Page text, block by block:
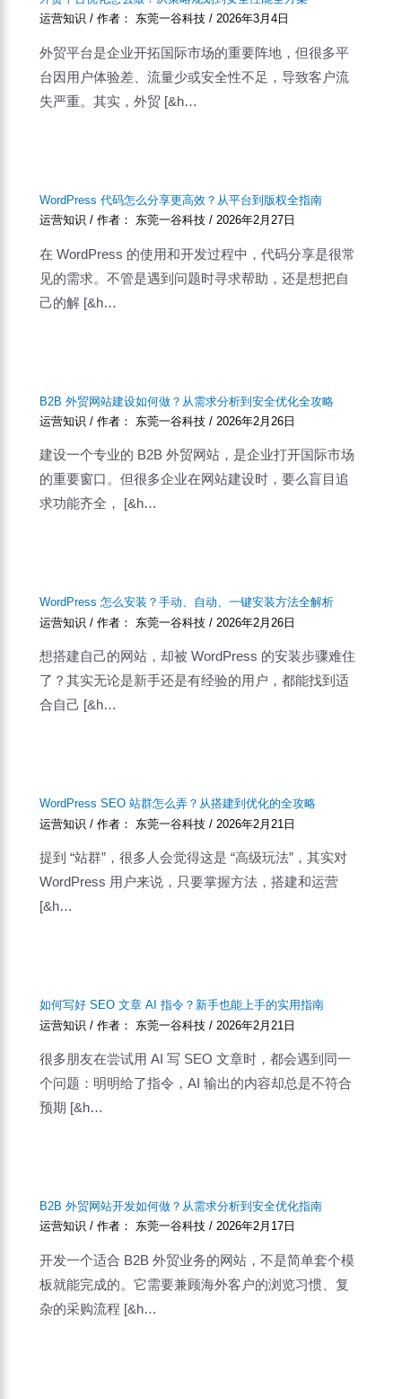
运营知识 / 作者： 东莞一谷科技/2026年3月4日
外贸平台是企业开拓国际市场的重要阵地，但很多平
台因用户体验差、流量少或安全性不足，导致客户流
失严重。其实，外贸 [&h…
WordPress 代码怎么分享更高效？从平台到版权全指南
运营知识 / 作者： 东莞一谷科技/2026年2月27日
在 WordPress 的使用和开发过程中，代码分享是很常
见的需求。不管是遇到问题时寻求帮助，还是想把自
己的解 [&h…
B2B 外贸网站建设如何做？从需求分析到安全优化全攻略
运营知识 / 作者： 东莞一谷科技/ 2026年2月26日
建设一个专业的 B2B 外贸网站，是企业打开国际市场
的重要窗口。但很多企业在网站建设时，要么盲目追
求功能齐全， [&h…
WordPress 怎么安装？手动、自动、一键安装方法全解析
运营知识 / 作者： 东莞一谷科技/ 2026年2月26日
想搭建自己的网站，却被 WordPress 的安装步骤难住
了？其实无论是新手还是有经验的用户，都能找到适
合自己 [&h…
WordPress SEO 站群怎么弄？从搭建到优化的全攻略
运营知识 / 作者： 东莞一谷科技/ 2026年2月21日
提到 “站群”，很多人会觉得这是 “高级玩法”，其实对
WordPress 用户来说，只要掌握方法，搭建和运营
[&h…
如何写好 SEO 文章 AI 指令？新手也能上手的实用指南
运营知识 / 作者： 东莞一谷科技/ 2026年2月21日
很多朋友在尝试用 AI 写 SEO 文章时，都会遇到同一
个问题：明明给了指令，AI 输出的内容却总是不符合
预期 [&h…
B2B 外贸网站开发如何做？从需求分析到安全优化指南
运营知识 / 作者： 东莞一谷科技/2026年2月17日
开发一个适合 B2B 外贸业务的网站，不是简单套个模
板就能完成的。它需要兼顾海外客户的浏览习惯、复
杂的采购流程 [&h…